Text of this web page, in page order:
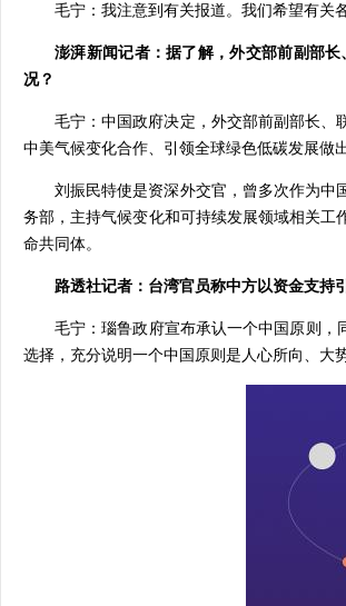
毛宁：我注意到有关报道。我们希望有关
澎湃新闻记者：据了解，外交部前副部
况？
毛宁：中国政府决定，外交部前副部长、
中美气候变化合作、引领全球绿色低碳发展做
刘振民特使是资深外交官，曾多次作为中
务部，主持气候变化和可持续发展领域相关
命共同体。
路透社记者：台湾官员称中方以资金支持
毛宁：瑙鲁政府宣布承认一个中国原则，
选择，充分说明一个中国原则是人心所向、大